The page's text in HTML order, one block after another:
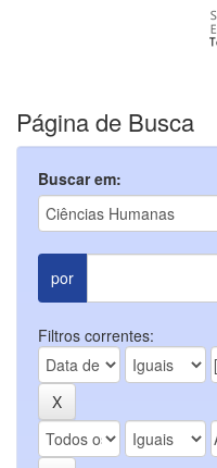
Página de Busca
Buscar em:
por
Filtros correntes: